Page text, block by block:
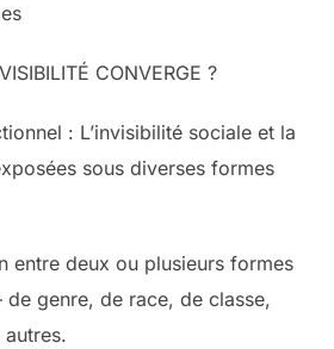
CONVERGE ?
: L’invisibilité sociale et la
sous diverses formes
entre deux ou plusieurs formes
de genre, de race, de classe,